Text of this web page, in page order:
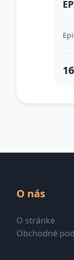
O nás
O stránke
Obchodné